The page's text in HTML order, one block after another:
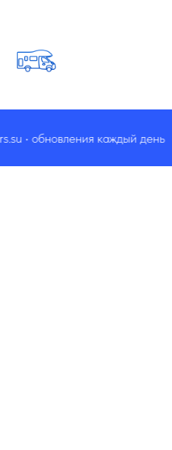
• обновления каждый день